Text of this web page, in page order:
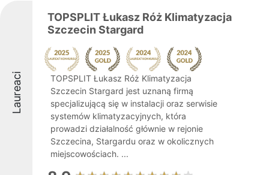
Laureaci
TOPSPLIT Łukasz Róż Klimatyzacja
Szczecin Stargard
TOPSPLIT Łukasz Róż Klimatyzacja
Szczecin Stargard jest uznaną firmą
specjalizującą się w instalacji oraz serwisie
systemów klimatyzacyjnych, która
prowadzi działalność głównie w rejonie
Szczecina, Stargardu oraz w okolicznych
miejscowościach. ...